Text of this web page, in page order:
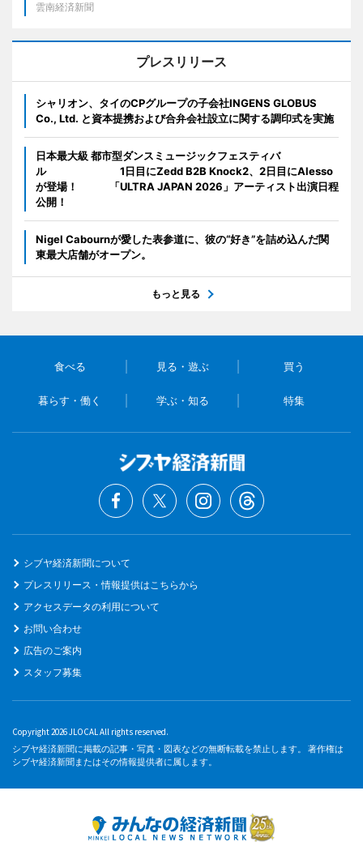
雲南経済新聞
プレスリリース
シャリオン、タイのCPグループの子会社INGENS GLOBUS
Co., Ltd. と資本提携および合弁会社設立に関する調印式を実施
日本最大級 都市型ダンスミュージックフェスティバ
ル 1日目にZedd B2B Knock2、2日目にAlesso
が登場！ 「ULTRA JAPAN 2026」アーティスト出演日程
公開！
Nigel Cabournが愛した表参道に、彼の“好き”を詰め込んだ関
東最大店舗がオープン。
もっと見る
食べる 見る・遊ぶ 買う
暮らす・働く 学ぶ・知る 特集
シブヤ経済新聞について
プレスリリース・情報提供はこちらから
アクセスデータの利用について
お問い合わせ
広告のご案内
スタッフ募集
Copyright 2026 JLOCAL All rights reserved.
シブヤ経済新聞に掲載の記事・写真・図表などの無断転載を禁止します。 著作権は
シブヤ経済新聞またはその情報提供者に属します。